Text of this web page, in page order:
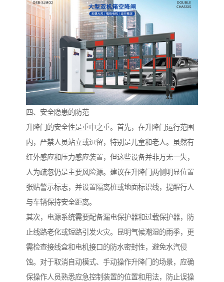
四、安全隐患的防范
升降门的安全性是重中之重。首先，在升降门运行范围
内，严禁人员站立或逗留，特别是儿童和老人。虽然有
红外感应和压力感应装置，但这些设备并非万无一失，
人为疏忽仍是主要风险源。建议在升降门两侧明显位置
张贴警示标志，并设置隔离桩或地面标识线，提醒行人
与车辆保持安全距离。
其次，电源系统需要配备漏电保护器和过载保护器，防
止线路老化或短路引发火灾。昆明气候潮湿的雨季，更
需检查接线盒和电机接口的防水密封性，避免水汽侵
蚀。对于取消自动模式、手动操作升降门的场景，应确
保操作人员熟悉应急控制装置的位置和用法，防止误操